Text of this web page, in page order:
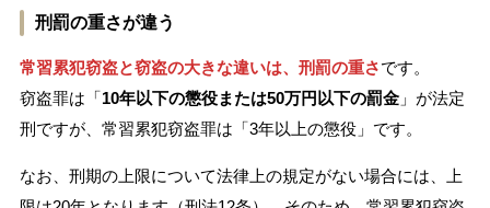
刑罰の重さが違う
常習累犯窃盗と窃盗の大きな違いは、刑罰の重さです。
窃盗罪は「10年以下の懲役または50万円以下の罰金」が法定
刑ですが、常習累犯窃盗罪は「3年以上の懲役」です。
なお、刑期の上限について法律上の規定がない場合には、上